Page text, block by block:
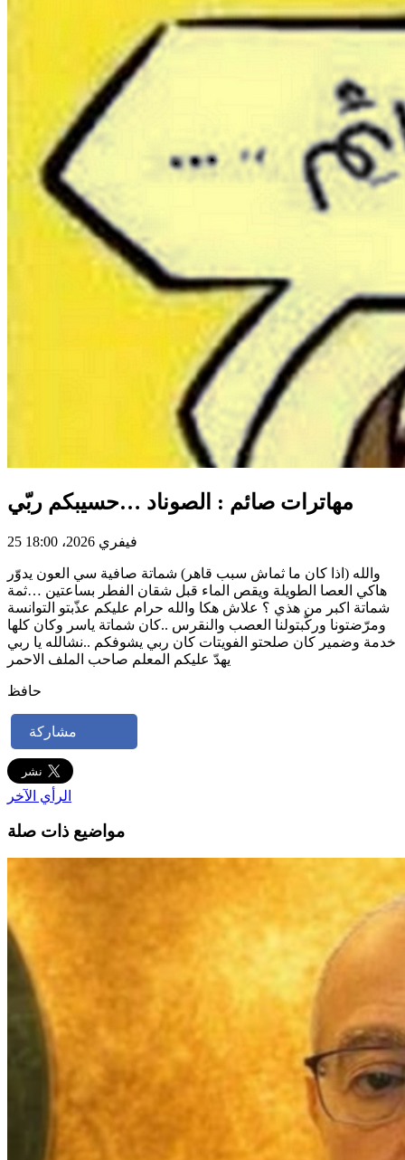
مهاترات صائم : الصوناد …حسيبكم ربّي
25 فيفري 2026، 18:00
والله (اذا كان ما ثماش سبب قاهر) شماتة صافية سي العون يدوّر
هاكي العصا الطويلة ويقص الماء قبل شقان الفطر بساعتين …ثمة
شماتة اكبر من هذي ؟ علاش هكا والله حرام عليكم عذّبتو التوانسة
ومرّضتونا وركّبتولنا العصب والنقرس ..كان شماتة ياسر وكان كلها
خدمة وضمير كان صلحتو الفويتات كان ربي يشوفكم ..نشالله يا ربي
يهدّ عليكم المعلم صاحب الملف الاحمر
حافظ
مشاركة
الرأي الآخر
مواضيع ذات صلة